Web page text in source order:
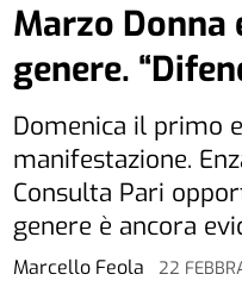
Marcello Feola 22
Marzo Donna
genere.
Domenica il primo
manifestazione.
Consulta Pari
genere è ancora